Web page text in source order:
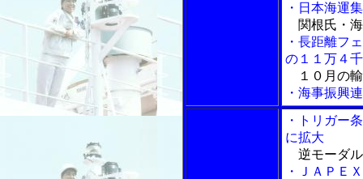
・日本海運
関根氏・海
・長距離フ
の１１万４
１０月の
・海事振興
・トリガー
に拡大
逆モーダル
・ＪＡＰＥ